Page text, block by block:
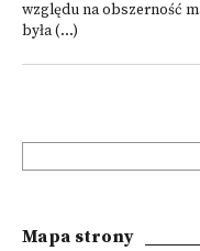
względu na obszerność
była (...)
Mapa strony